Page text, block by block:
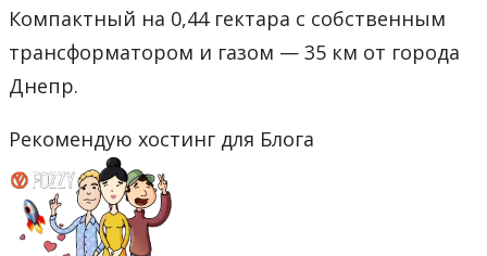
Компактный на 0,44 гектара с собственным
трансформатором и газом — 35 км от города
Днепр.
Рекомендую хостинг для Блога